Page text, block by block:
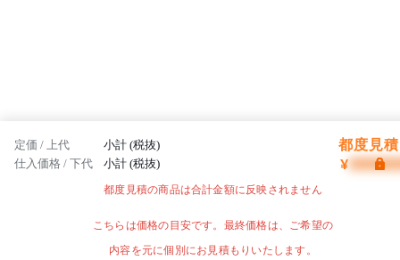
定価 / 上代 小計 (税抜) 都度見
仕入価格 / 下代 小計 (税抜) ¥
都度見積の商品は合計金額に反映されません
こちらは価格の目安です。最終価格は、ご希望の
内容を元に個別にお見積もりいたします。